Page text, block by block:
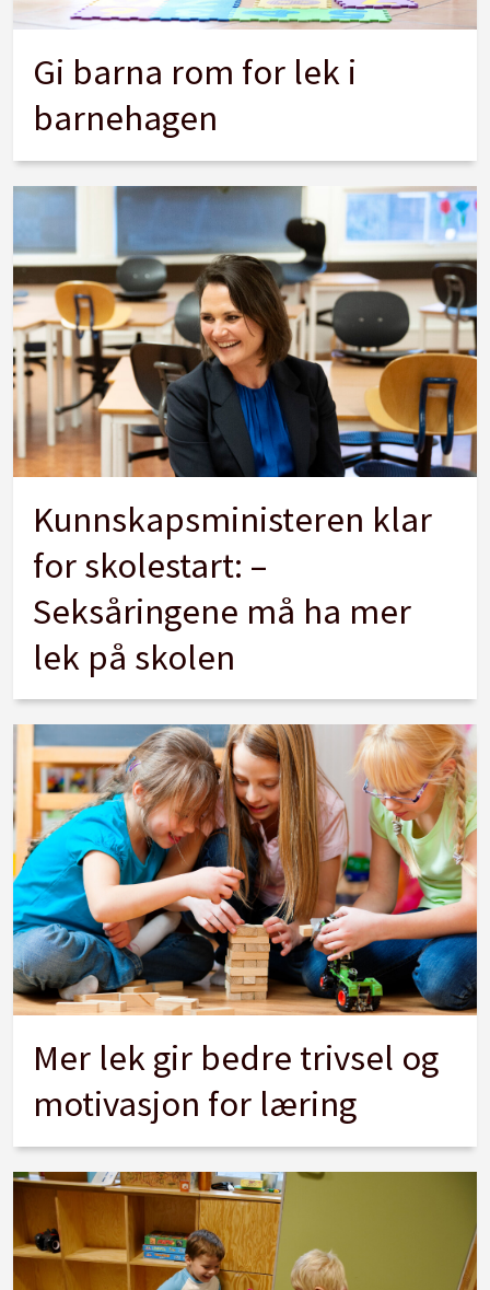
Gi barna rom for lek i
barnehagen
Kunnskapsministeren klar
for skolestart: –
Seksåringene må ha mer
lek på skolen
Mer lek gir bedre trivsel og
motivasjon for læring